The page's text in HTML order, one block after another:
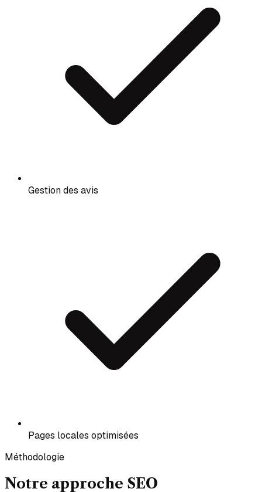
Gestion des avis
Pages locales optimisées
Méthodologie
Notre approche SEO